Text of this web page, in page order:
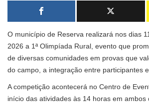
O município de Reserva realizará nos dias
2026 a 1ª Olimpíada Rural, evento que
de diversas comunidades em provas que
do campo, a integração entre participantes
A competição acontecerá no Centro de
início das atividades às 14 horas em ambos